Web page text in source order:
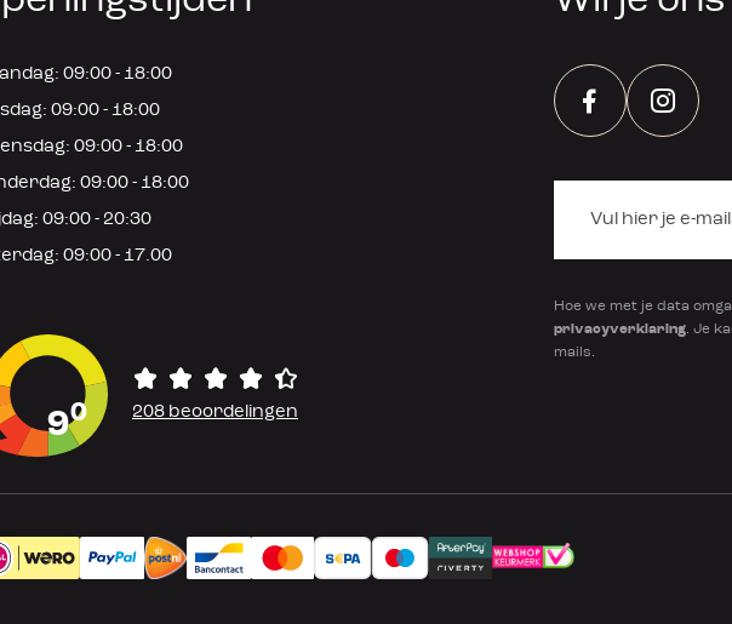
09:00 - 18:00
09:00 - 18:00
09:00 - 18:00
09:00 - 18:00
09:00 - 20:30
09:00 - 17.00
Facebook
Hoe we met je data
privacyverklaring. Je
mails.
90 208 beoordelingen